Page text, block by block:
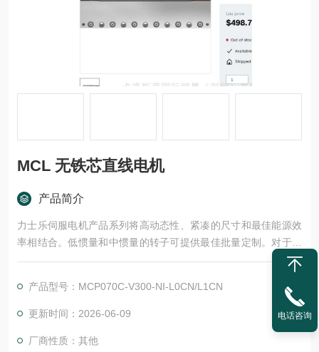
MCL 无铁芯直线电机
产品简介
力士乐伺服电机产品系列将高动态性、紧凑的尺寸和最佳能源效
率相结合。低惯量和中惯量的转子可提供最佳批量定制。对于工
业 4.0 环境中的智能解决方案，电机用作数据源。符合 ATEX 标
产品型号：MCP070C-V300-NI-L0CN/L1CN
更新时间：2026-06-09
厂商性质：其他
电话咨询